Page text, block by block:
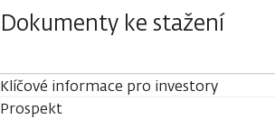
Dokumenty ke stažení
Klíčové informace pro investory
Prospekt